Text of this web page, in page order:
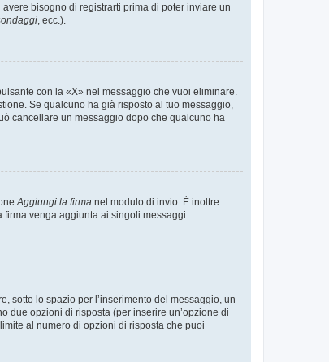
bisogno di registrarti prima di poter inviare un
, ecc.).
con la «X» nel messaggio che vuoi eliminare.
Se qualcuno ha già risposto al tuo messaggio,
cancellare un messaggio dopo che qualcuno ha
Aggiungi la firma nel modulo di invio. È inoltre
venga aggiunta ai singoli messaggi
sotto lo spazio per l’inserimento del messaggio, un
due opzioni di risposta (per inserire un’opzione di
al numero di opzioni di risposta che puoi